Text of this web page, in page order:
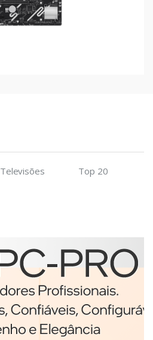
Televisões Top 20
Etiquetas
Brother BCS-1J074102-121
etiqueta para impressão
Branco
€98,75